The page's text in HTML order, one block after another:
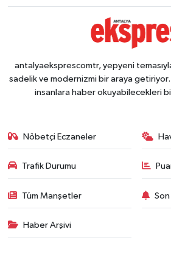
antalyaeksprescomtr, yepyeni
sadelik ve modernizmi bir araya getiriyor.
insanlara haber okuyabilecekleri
Nöbetçi Eczaneler
Trafik Durumu
Tüm Manşetler
Haber Arşivi